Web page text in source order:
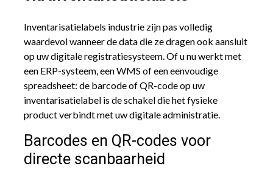
Inventarisatielabels industrie zijn pas volledig
waardevol wanneer de data die ze dragen ook aansluit
op uw digitale registratiesysteem. Of u nu werkt met
een ERP-systeem, een WMS of een eenvoudige
spreadsheet: de barcode of QR-code op uw
inventarisatielabel is de schakel die het fysieke
product verbindt met uw digitale administratie.
Barcodes en QR-codes voor
directe scanbaarheid